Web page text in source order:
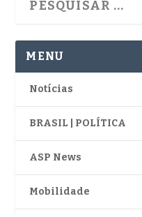
MENU
Notícias
BRASIL | POLÍTICA
ASP News
Mobilidade